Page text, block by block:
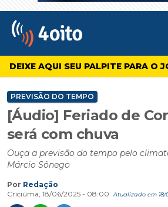
4oito
DEIXE AQUI SEU PALPITE PARA O
PREVISÃO DO TEMPO
[Áudio] Feriado de
será com chuva
Ouça a previsão do tempo pelo
Márcio Sônego
Por Redação
Criciúma, 18/06/2025 - 08:00
Atualizado em 18/